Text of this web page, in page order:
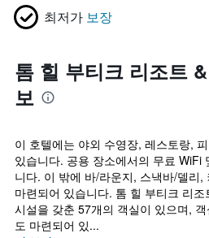
최저가 보장
톰 힐 부티크 리조트
보
이 호텔에는 야외 수영장, 레스토랑,
있습니다. 공용 장소에서의 무료 WiFi
니다. 이 밖에 바/라운지, 스낵바/델리,
마련되어 있습니다. 톰 힐 부티크 리
시설을 갖춘 57개의 객실이 있으며,
도 마련되어 있...